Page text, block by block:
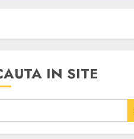
IN SITE